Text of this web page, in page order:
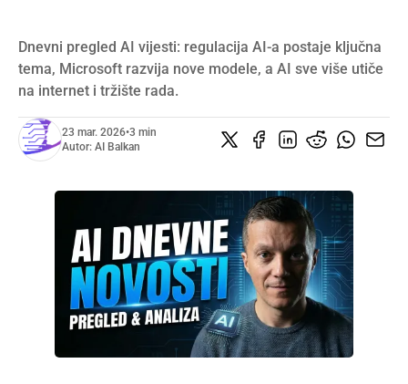
Dnevni pregled AI vijesti: regulacija AI-a postaje ključna
tema, Microsoft razvija nove modele, a AI sve više utiče
na internet i tržište rada.
23 mar. 2026•3 min
Autor: AI Balkan